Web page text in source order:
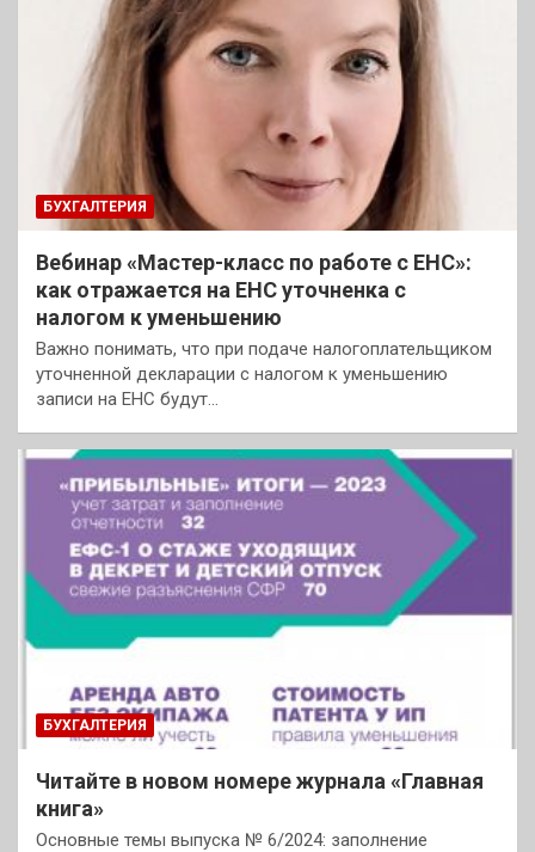
БУХГАЛТЕРИЯ
Вебинар «Мастер-класс по работе с ЕНС»:
как отражается на ЕНС уточненка с
налогом к уменьшению
Важно понимать, что при подаче налогоплательщиком
уточненной декларации с налогом к уменьшению
записи на ЕНС будут…
БУХГАЛТЕРИЯ
Читайте в новом номере журнала «Главная
книга»
Основные темы выпуска № 6/2024: заполнение